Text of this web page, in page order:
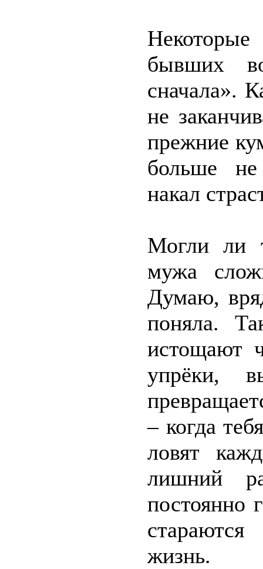
бывших
сначала».
не
прежние
больше
накал
Могли ли
мужа
Думаю,
поняла.
истощают
упрёки,
– когда
ловят
лишний
постоянно
жизнь.